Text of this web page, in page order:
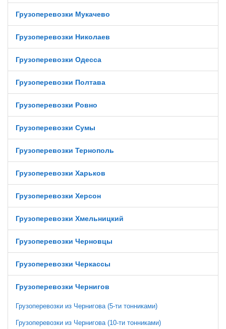
Грузоперевозки Мукачево
Грузоперевозки Николаев
Грузоперевозки Одесса
Грузоперевозки Полтава
Грузоперевозки Ровно
Грузоперевозки Сумы
Грузоперевозки Тернополь
Грузоперевозки Харьков
Грузоперевозки Херсон
Грузоперевозки Хмельницкий
Грузоперевозки Черновцы
Грузоперевозки Черкассы
Грузоперевозки Чернигов
Грузоперевозки из Чернигова (5-ти тонниками)
Грузоперевозки из Чернигова (10-ти тонниками)